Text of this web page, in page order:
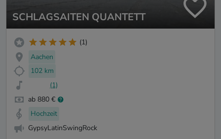
SCHLAGSAITEN QUANTETT
(1)
Aachen
102 km
(1)
ab 880 €
Hochzeit
GypsyLatinSwingRock